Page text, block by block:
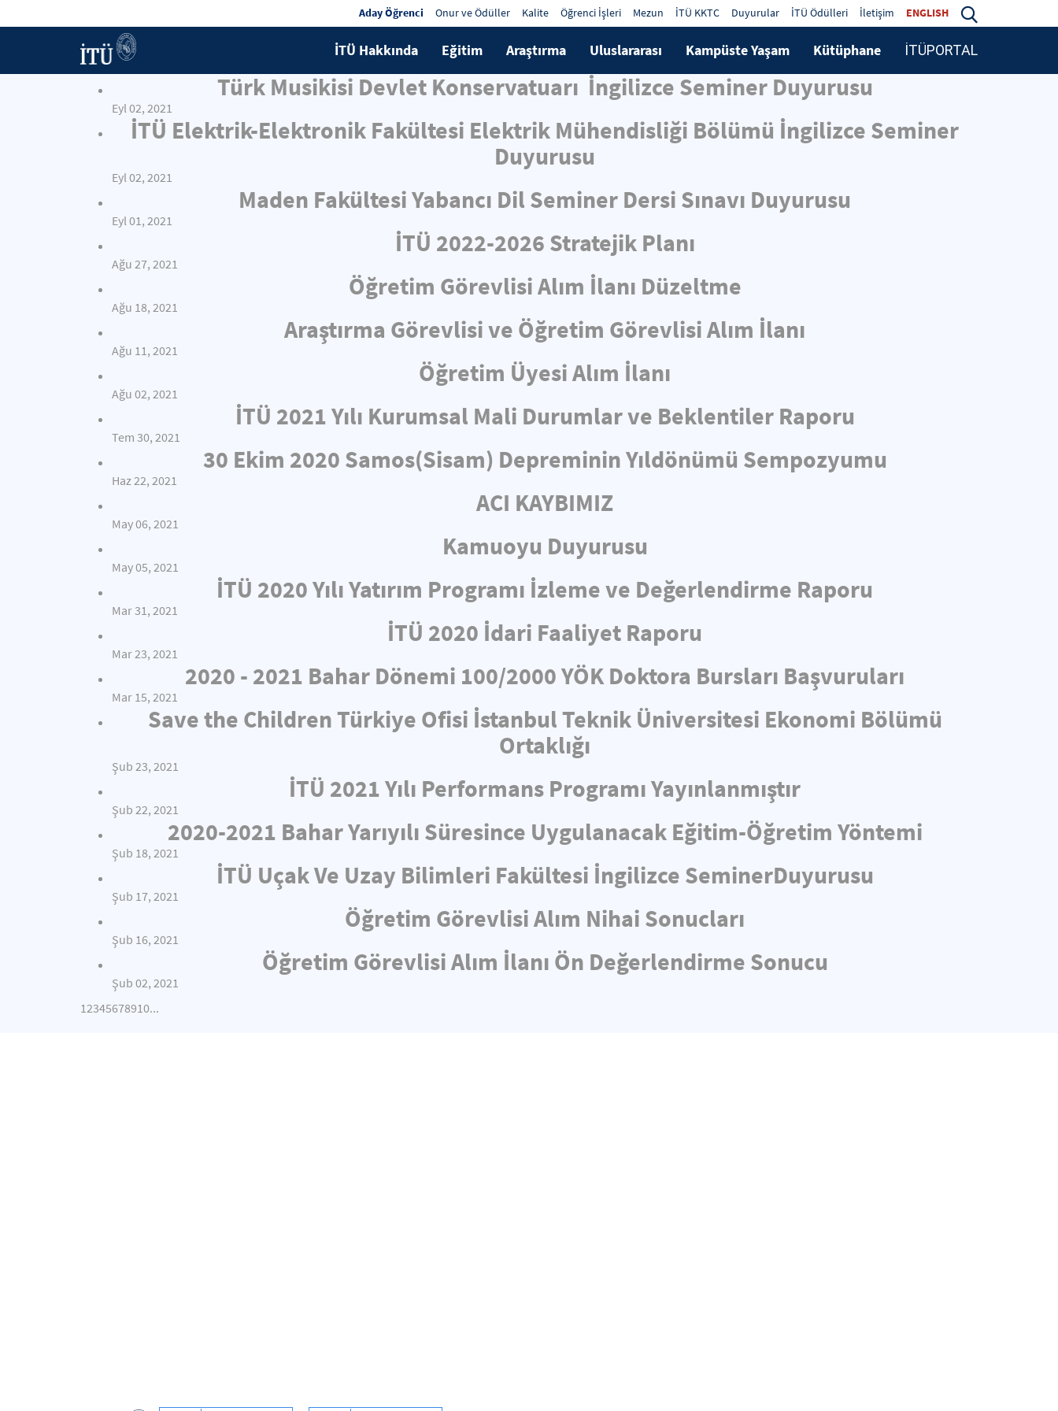
Aday Öğrenci Onur ve Ödüller Kalite Öğrenci İşleri Mezun İTÜ KKTC Duyurular İTÜ Ödülleri İletişim ENGLISH
İTÜ Hakkında Eğitim Araştırma Uluslararası Kampüste Yaşam Kütüphane İTÜPORTAL
Türk Musikisi Devlet Konservatuarı İngilizce Seminer Duyurusu
Eyl 02, 2021
İTÜ Elektrik-Elektronik Fakültesi Elektrik Mühendisliği Bölümü İngilizce Seminer
Duyurusu
Eyl 02, 2021
Maden Fakültesi Yabancı Dil Seminer Dersi Sınavı Duyurusu
Eyl 01, 2021
İTÜ 2022-2026 Stratejik Planı
Ağu 27, 2021
Öğretim Görevlisi Alım İlanı Düzeltme
Ağu 18, 2021
Araştırma Görevlisi ve Öğretim Görevlisi Alım İlanı
Ağu 11, 2021
Öğretim Üyesi Alım İlanı
Ağu 02, 2021
İTÜ 2021 Yılı Kurumsal Mali Durumlar ve Beklentiler Raporu
Tem 30, 2021
30 Ekim 2020 Samos(Sisam) Depreminin Yıldönümü Sempozyumu
Haz 22, 2021
ACI KAYBIMIZ
May 06, 2021
Kamuoyu Duyurusu
May 05, 2021
İTÜ 2020 Yılı Yatırım Programı İzleme ve Değerlendirme Raporu
Mar 31, 2021
İTÜ 2020 İdari Faaliyet Raporu
Mar 23, 2021
2020 - 2021 Bahar Dönemi 100/2000 YÖK Doktora Bursları Başvuruları
Mar 15, 2021
Save the Children Türkiye Ofisi İstanbul Teknik Üniversitesi Ekonomi Bölümü
Ortaklığı
Şub 23, 2021
İTÜ 2021 Yılı Performans Programı Yayınlanmıştır
Şub 22, 2021
2020-2021 Bahar Yarıyılı Süresince Uygulanacak Eğitim-Öğretim Yöntemi
Şub 18, 2021
İTÜ Uçak Ve Uzay Bilimleri Fakültesi İngilizce SeminerDuyurusu
Şub 17, 2021
Öğretim Görevlisi Alım Nihai Sonucları
Şub 16, 2021
Öğretim Görevlisi Alım İlanı Ön Değerlendirme Sonucu
Şub 02, 2021
12345678910...